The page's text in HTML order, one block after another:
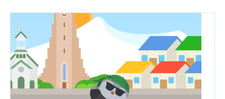
Shorts
Mein Instagram
Der Autor